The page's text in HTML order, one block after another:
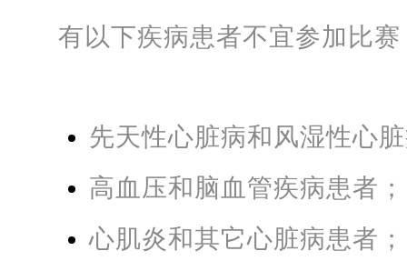
有以下疾病患者不宜参加比
先天性心脏病和风湿性心
高血压和脑血管疾病患者；
心肌炎和其它心脏病患者；